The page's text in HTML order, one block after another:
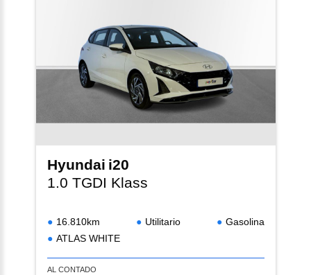
Hyundai i20
1.0 TGDI Klass
16.810km Utilitario
Gasolina
ATLAS WHITE
AL CONTADO